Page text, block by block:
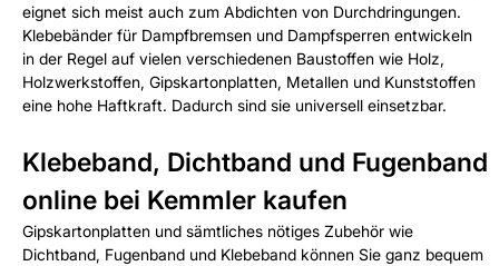
eignet sich meist auch zum Abdichten von Durchdringungen.
Klebebänder für Dampfbremsen und Dampfsperren entwickeln
in der Regel auf vielen verschiedenen Baustoffen wie Holz,
Holzwerkstoffen, Gipskartonplatten, Metallen und Kunststoffen
eine hohe Haftkraft. Dadurch sind sie universell einsetzbar.
Klebeband, Dichtband und Fugenband
online bei Kemmler kaufen
Gipskartonplatten und sämtliches nötiges Zubehör wie
Dichtband, Fugenband und Klebeband können Sie ganz bequem